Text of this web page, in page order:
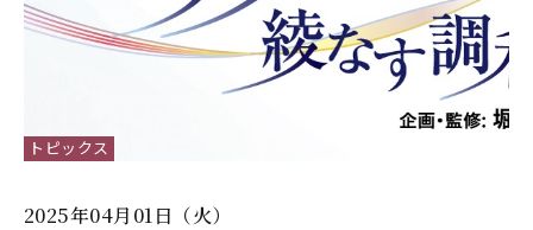
トピックス
2025年04月01日（火）